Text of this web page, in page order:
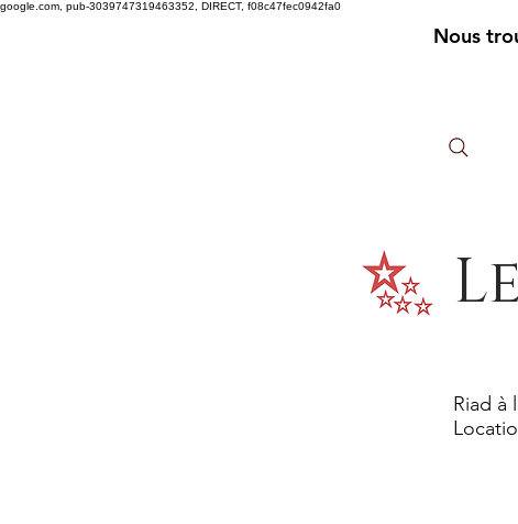
google.com, pub-3039747319463352, DIRECT, f08c47fec0942fa0
Nous
Riad à